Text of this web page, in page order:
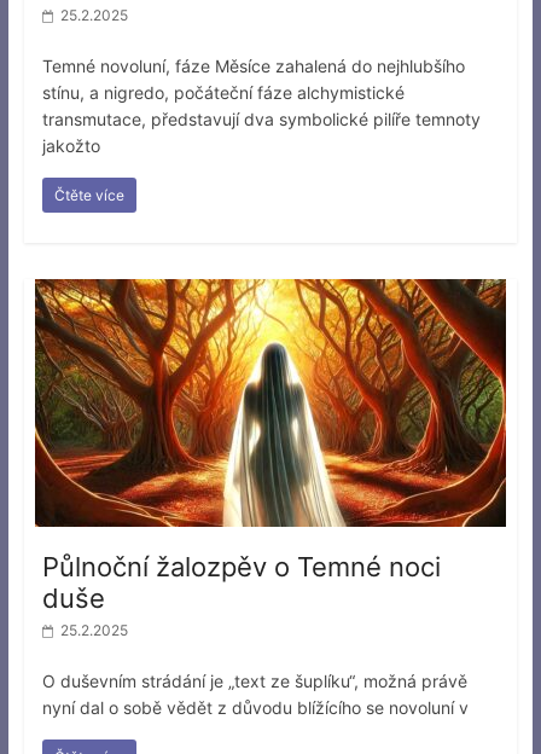
25.2.2025
Temné novoluní, fáze Měsíce zahalená do nejhlubšího
stínu, a nigredo, počáteční fáze alchymistické
transmutace, představují dva symbolické pilíře temnoty
jakožto
Čtěte více
Půlnoční žalozpěv o Temné noci
duše
25.2.2025
O duševním strádání je „text ze šuplíku“, možná právě
nyní dal o sobě vědět z důvodu blížícího se novoluní v